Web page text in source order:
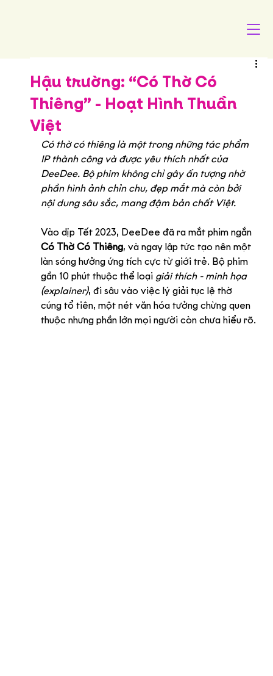
Hậu trường: “Có Thờ Có
Thiêng” - Hoạt Hình Thuần
Việt
Có thờ có thiêng là một trong những tác phẩm
IP thành công và được yêu thích nhất của
DeeDee. Bộ phim không chỉ gây ấn tượng nhờ
phần hình ảnh chỉn chu, đẹp mắt mà còn bởi
nội dung sâu sắc, mang đậm bản chất Việt.
Vào dịp Tết 2023, DeeDee đã ra mắt phim ngắn
Có Thờ Có Thiêng, và ngay lập tức tạo nên một
làn sóng hưởng ứng tích cực từ giới trẻ. Bộ phim
gần 10 phút thuộc thể loại giải thích - minh họa
(explainer), đi sâu vào việc lý giải tục lệ thờ
cúng tổ tiên, một nét văn hóa tưởng chừng quen
thuộc nhưng phần lớn mọi người còn chưa hiểu rõ.